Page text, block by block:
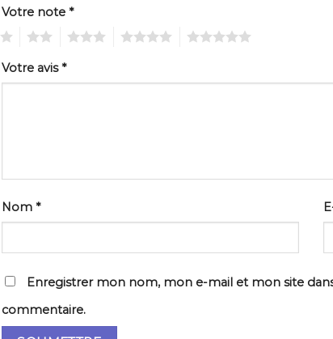
Votre note *
Votre avis*
Nom *
Enregistrer mon nom, mon e-mail et mon site
commentaire.